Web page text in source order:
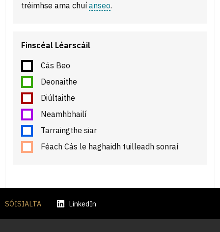
tréimhse ama chuí anseo.
Finscéal Léarscáil
Cás Beo
Deonaithe
Diúltaithe
Neamhbhailí
Tarraingthe siar
Féach Cás le haghaidh tuilleadh sonraí
SÓISIALTA LinkedIn